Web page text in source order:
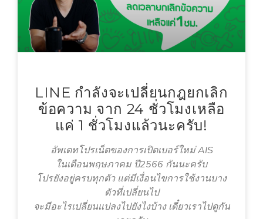
LINE กำลังจะเปลี่ยนกฎยกเลิก
ข้อความ จาก 24 ชั่วโมงเหลือ
แค่ 1 ชั่วโมงแล้วนะครับ!
อัพเดทโปรเน็ตของการเปิดเบอร์ใหม่ AIS
ในเดือนพฤษภาคม ปี2566 กันนะครับ
โปรยังอยู่ครบทุกตัว แต่มีเงื่อนไขการใช้งานบาง
ตัวที่เปลี่ยนไป
จะมีอะไรเปลี่ยนแปลงไปยังไงบ้าง เดี๋ยวเราไปดูกัน